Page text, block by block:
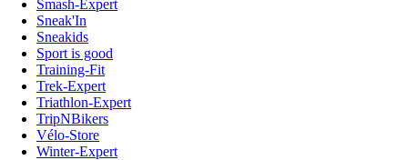
Smash-Expert
Sneak'In
Sneakids
Sport is good
Training-Fit
Trek-Expert
Triathlon-Expert
TripNBikers
Vélo-Store
Winter-Expert